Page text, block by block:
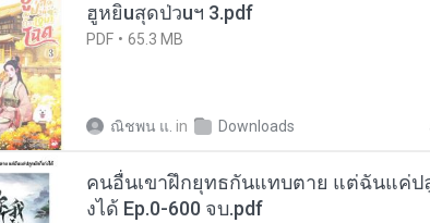
ฮูหยิuสุดป่วuฯ 3.pdf
PDF 65.3 MB
ณิชพน แ. in Downloads
คนอื่นเขาฝึกยุทธกันแทบตาย แต่ฉันแค่ป
งได้ Ep.0-600 จบ.pdf